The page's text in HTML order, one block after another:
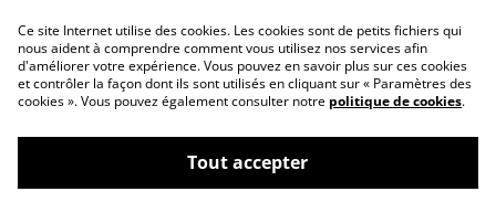
Contactez-nous
Conditions
Politique de
confidentialité
Politique de cookies
©2026Mediaphons13
Ce site Internet utilise des cookies. Les cookies sont de petits fichiers qui
nous aident à comprendre comment vous utilisez nos services afin
d'améliorer votre expérience. Vous pouvez en savoir plus sur ces cookies
et contrôler la façon dont ils sont utilisés en cliquant sur « Paramètres des
cookies ». Vous pouvez également consulter notre politique de cookies.
Tout accepter